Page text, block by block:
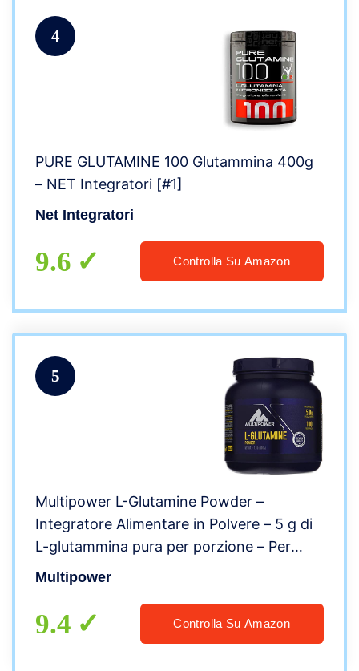
4
PURE GLUTAMINE 100 Glutammina 400g
– NET Integratori [#1]
Net Integratori
9.6 Controlla Su Amazon
5
Multipower L-Glutamine Powder –
Integratore Alimentare in Polvere – 5 g di
L-glutammina pura per porzione – Per
sostenere il sistema immunitario – Senza
Multipower
9.4 Controlla Su Amazon